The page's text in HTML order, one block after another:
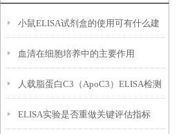
小鼠ELISA试剂盒的使用可有什么建
议呢？
血清在细胞培养中的主要作用
人载脂蛋白C3（ApoC3）ELISA检测
试剂盒操作注意事项
ELISA实验是否重做关键评估指标